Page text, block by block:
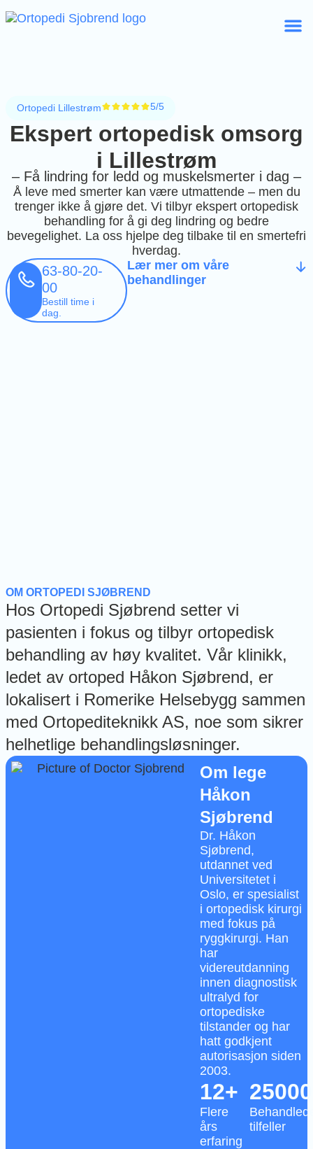
Ortopedi Lillestrøm 5/5
Ekspert ortopedisk omsorg
i Lillestrøm
– Få lindring for ledd og muskelsmerter i dag –
Å leve med smerter kan være utmattende – men du
trenger ikke å gjøre det. Vi tilbyr ekspert ortopedisk
behandling for å gi deg lindring og bedre
bevegelighet. La oss hjelpe deg tilbake til en smertefri
hverdag.
63-80-20-
00
Bestill time i
dag.
Lær mer om våre
behandlinger
OM ORTOPEDI SJØBREND
Hos Ortopedi Sjøbrend setter vi
pasienten i fokus og tilbyr ortopedisk
behandling av høy kvalitet. Vår klinikk,
ledet av ortoped Håkon Sjøbrend, er
lokalisert i Romerike Helsebygg sammen
med Ortopediteknikk AS, noe som sikrer
helhetlige behandlingsløsninger.
Om lege
Håkon
Sjøbrend
Dr. Håkon
Sjøbrend,
utdannet ved
Universitetet i
Oslo, er spesialist
i ortopedisk kirurgi
med fokus på
ryggkirurgi. Han
har
videreutdanning
innen diagnostisk
ultralyd for
ortopediske
tilstander og har
hatt godkjent
autorisasjon siden
2003.
12+
Flere
års
erfaring
tilfeller